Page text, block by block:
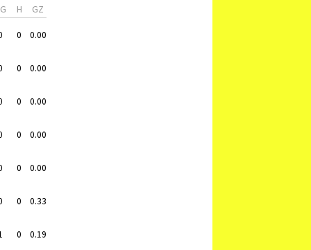
H GZ
0 0.00
0 0.00
0 0.00
0 0.00
0 0.00
0 0.33
0 0.19